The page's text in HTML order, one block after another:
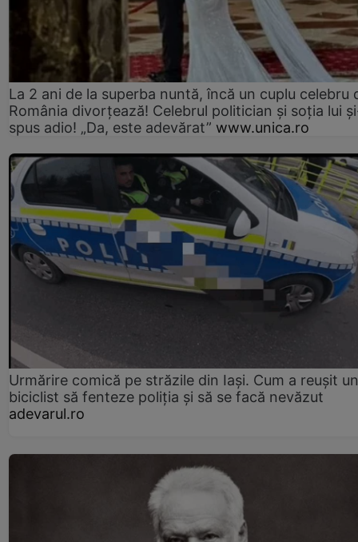
La 2 ani de la superba nuntă, încă un cuplu celebru
România divorțează! Celebrul politician și soția lui
spus adio! „Da, este adevărat” www.unica.ro
Urmărire comică pe străzile din Iași. Cum a reușit un
biciclist să fenteze poliția și să se facă nevăzut
adevarul.ro